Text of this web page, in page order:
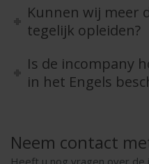
Kunnen wij meer
tegelijk opleiden?
Is de incompany
in het Engels
Neem contact
Heeft u nog vragen over de